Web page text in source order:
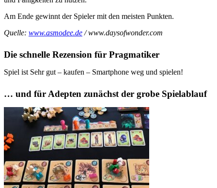
Am Ende gewinnt der Spieler mit den meisten Punkten.
Quelle: www.asmodee.de / www.daysofwonder.com
Die schnelle Rezension für Pragmatiker
Spiel ist Sehr gut – kaufen – Smartphone weg und spielen!
… und für Adepten zunächst der grobe Spielablauf